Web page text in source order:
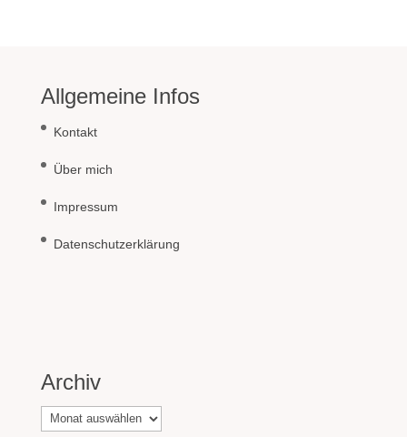
Allgemeine Infos
Kontakt
Über mich
Impressum
Datenschutzerklärung
Archiv
Archiv